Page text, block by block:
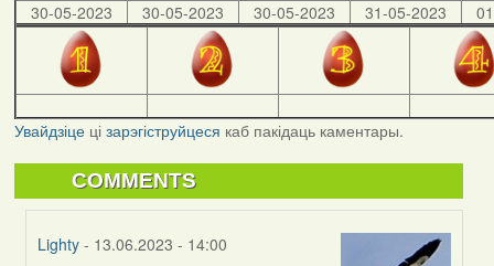
30-05-2023 30-05-2023 30-05-2023 31-05-2023
Увайдзіцеці зарэгіструйцеся каб пакідаць каментары.
COMMENTS
Lighty - 13.06.2023 - 14:00